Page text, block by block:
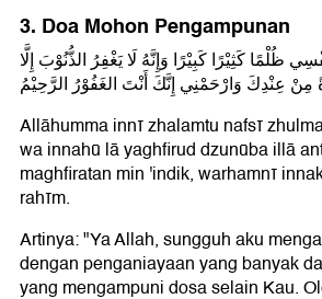
3. Doa Mohon Pengampunan
ظُلْمًا كَثِيْرًا كَبِيْرًا وَإِنَّهُ لَا يَغْفِرُ الذُّنُوْبَ إِلَّا
عِنْدِكَ وَارْحَمْنِي إِنَّكَ أَنْتَ الغَفُوْرُ الرَّحِيْمُ
Allāhumma innī zhalamtu nafsī
wa innahū lā yaghfirud dzunūba illā
maghfiratan min 'indik, warhamnī
rahīm.
Artinya: "Ya Allah, sungguh aku
dengan penganiayaan yang banyak
yang mengampuni dosa selain Kau.